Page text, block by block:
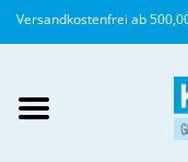
Versandkostenfrei ab